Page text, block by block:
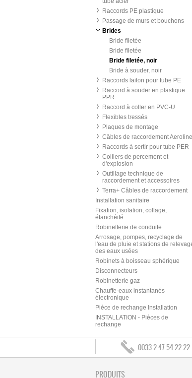
Raccords PE plastique
Passage de murs et bouchons
Brides
Bride filetée
Bride filetée
Bride filetée, noir
Bride à souder, noir
Raccords laiton pour tube PE
Raccord à souder en plastique
PPR
Raccord à coller en PVC-U
Flexibles tressés
Plaques de montage
Câbles de raccordement Aeroline
Raccords à sertir pour tube PER
Colliers de percement et
d'explosion
Outillage technique de
raccordement et accessoires
Terra+ Câbles de raccordement
Installation sanitaire
Fixation, isolation, collage,
étanchéité
Robinetterie de conduite
Arrosage, pompes, recyclage de
l'eau de pluie et stations de
des eaux usées
Robinets à boisseau sphérique
Disconnecteurs
Robinetterie gaz
Chauffe-eaux instantanés
électronique
Pièce de rechange Installation
INSTALLATION - Pièces de
rechange
0033 2 47 54 22 22
PRODUITS